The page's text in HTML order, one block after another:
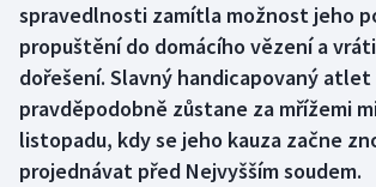
Curling
Dostihy
Florbal
spravedlnosti zamítla možnost jeho
propuštění do domácího vězení a
dořešení. Slavný handicapovaný
pravděpodobně zůstane za mřížemi
listopadu, kdy se jeho kauza začne
projednávat před Nejvyšším soudem.